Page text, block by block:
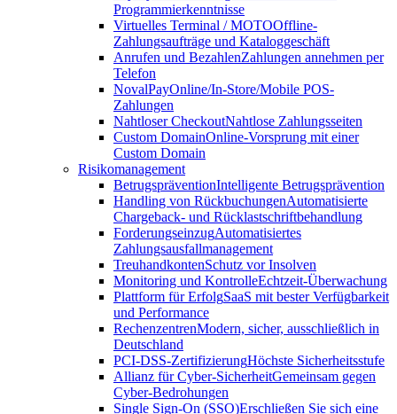
Programmierkenntnisse
Virtuelles Terminal / MOTOOffline-
Zahlungsaufträge und Kataloggeschäft
Anrufen und BezahlenZahlungen annehmen per
Telefon
NovalPayOnline/In-Store/Mobile POS-
Zahlungen
Nahtloser CheckoutNahtlose Zahlungsseiten
Custom DomainOnline-Vorsprung mit einer
Custom Domain
Risikomanagement
BetrugspräventionIntelligente Betrugsprävention
Handling von RückbuchungenAutomatisierte
Chargeback- und Rücklastschriftbehandlung
ForderungseinzugAutomatisiertes
Zahlungsausfallmanagement
TreuhandkontenSchutz vor Insolven
Monitoring und KontrolleEchtzeit-Überwachung
Plattform für ErfolgSaaS mit bester Verfügbarkeit
und Performance
RechenzentrenModern, sicher, ausschließlich in
Deutschland
PCI-DSS-ZertifizierungHöchste Sicherheitsstufe
Allianz für Cyber-SicherheitGemeinsam gegen
Cyber-Bedrohungen
Single Sign-On (SSO)Erschließen Sie sich eine